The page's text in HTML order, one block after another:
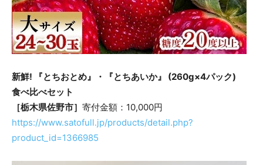
新鮮! 『とちおとめ』・『とちあいか』 (260g×4パック)
食べ比べセット
［栃木県佐野市］ 寄付金額：10,000円
https://www.satofull.jp/products/detail.php?
product_id=1366985